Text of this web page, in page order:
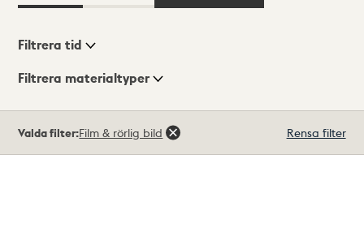
Visningsläge
Filtrera tid
Filtrera materialtyper
träffar
Valda filter:Film & rörlig bild Rensa filter